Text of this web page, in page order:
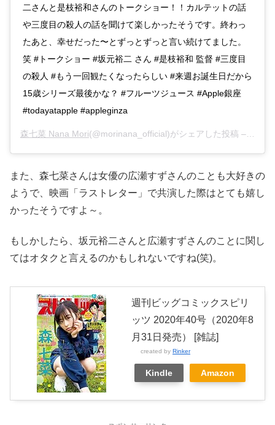
二さんと是枝裕和さんのトークショー！！カルテットの話
や三度目の殺人の話を聞けて楽しかったそうです。終わっ
たあと、幸せだった〜とずっとずっと言い続けてました。
笑 #トークショー #坂元裕二 さん #是枝裕和 監督 #三度目
の殺人 #もう一回観たくなったらしい #来週お誕生日だから
15歳シリーズ最後かな？ #フルーツジュース #Apple銀座
#todayatapple #appleginza
森七菜 Nana Mori(@morinana_official)がシェアした投稿 –
また、森七菜さんは女優の広瀬すずさんのことも大好きの
ようで、映画「ラストレター」で共演した際はとても嬉し
かったそうですよ～。
もしかしたら、坂元裕二さんと広瀬すずさんのことに関し
てはオタクと言えるのかもしれないですね(笑)。
週刊ビッグコミックスピリ
ッツ 2020年40号（2020年8
月31日発売） [雑誌]
created by Rinker
Kindle Amazon